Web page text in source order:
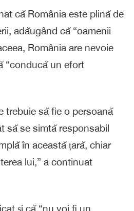
că România este plină de
adăugând că “oamenii
România are nevoie
“conducă un efort
trebuie să fie o persoană
să se simtă responsabil
în această țară, chiar
lui,” a continuat
și că “nu voi fi un